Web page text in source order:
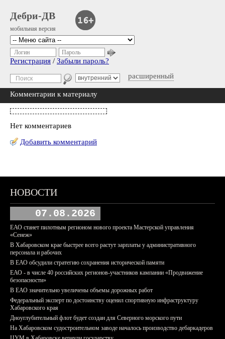
Дебри-ДВ
мобильная версия
расширенный
Логин Пароль
Регистрация / Забыли пароль?
Комментарии к материалу
Нет комментариев
Добавить комментарий
НОВОСТИ
07.08.2026
ЕАО станет пилотным регионом нового проекта Мастерской управления
«Сенеж»
В Хабаровском крае быстрее всего растут зарплаты у административного
персонала и рабочих
В ЕАО обсудили стратегию сохранения исторической памяти
ЕАО - в числе 40 российских регионов-участников кампании «Продвижение
безопасности»
В ЕАО значительно увеличены объемы дорожных работ
Федеральный эксперт по достоинству оценил спортивную инфраструктуру
Хабаровского края
Дноуглубительный флот будет создан для Северного морского пути
На Хабаровском судостроительном заводе началось производство дебаркадеров